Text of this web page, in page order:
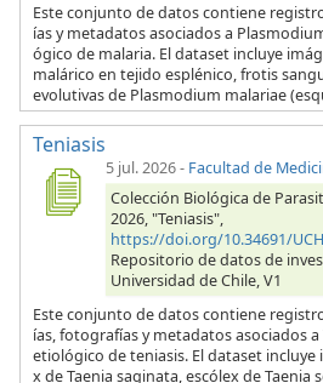
Este conjunto de datos contiene
ías y metadatos asociados a
ógico de malaria. El dataset incluye
malárico en tejido esplénico, frotis
evolutivas de Plasmodium malariae
Teniasis
5 jul. 2026- Facultad de
Colección Biológica de
2026, "Teniasis",
https://doi.org/10.34691/
Repositorio de datos de
Universidad de Chile, V1
Este conjunto de datos contiene
ías, fotografías y metadatos asociados a
etiológico de teniasis. El dataset incluye
x de Taenia saginata, escólex de Taenia